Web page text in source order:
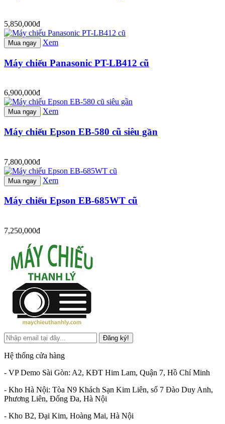
5,850,000đ
Mua ngay Xem
Máy chiếu Panasonic PT-LB412 cũ
6,900,000đ
Mua ngay Xem
Máy chiếu Epson EB-580 cũ siêu gần
7,800,000đ
Mua ngay Xem
Máy chiếu Epson EB-685WT cũ
7,250,000đ
Đăng ký!
Hệ thống cửa hàng
- VP Demo Sài Gòn: A2, KĐT Him Lam, Quận 7, Hồ Chí Minh
- Kho Hà Nội: Tòa N9 Khách Sạn Kim Liên, số 7 Đào Duy Anh,
Phương Liên, Đống Đa, Hà Nội
- Kho B2, Đại Kim, Hoàng Mai, Hà Nội